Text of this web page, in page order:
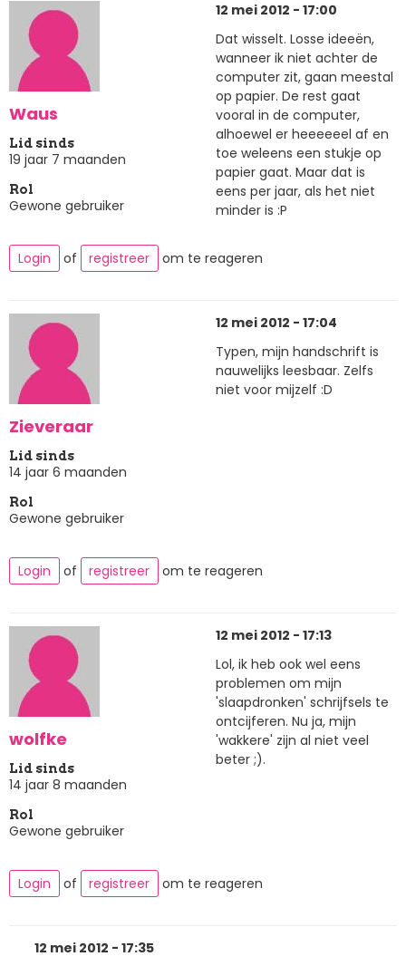
Waus
Lid sinds
19 jaar 7 maanden
Rol
Gewone gebruiker
12 mei 2012 - 17:00
Dat wisselt. Losse ideeën,
wanneer ik niet achter de
computer zit, gaan meestal
op papier. De rest gaat
vooral in de computer,
alhoewel er heeeeeel af en
toe weleens een stukje op
papier gaat. Maar dat is
eens per jaar, als het niet
minder is :P
Login of registreer om te reageren
Zieveraar
Lid sinds
14 jaar 6 maanden
Rol
Gewone gebruiker
12 mei 2012 - 17:04
Typen, mijn handschrift is
nauwelijks leesbaar. Zelfs
niet voor mijzelf :D
Login of registreer om te reageren
wolfke
Lid sinds
14 jaar 8 maanden
Rol
Gewone gebruiker
12 mei 2012 - 17:13
Lol, ik heb ook wel eens
problemen om mijn
'slaapdronken' schrijfsels te
ontcijferen. Nu ja, mijn
'wakkere' zijn al niet veel
beter ;).
Login of registreer om te reageren
12 mei 2012 - 17:35